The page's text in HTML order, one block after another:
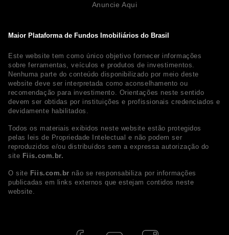
Maior Plataforma de Fundos Imobiliários do Brasil
Este website tem como único objetivo fornecer informações
sobre ferramentas, veículos e produtos de investimentos.
Nenhuma parte do conteúdo disponibilizado por meio deste
website deve ser interpretada como aconselhamento ou
recomendação para investimento. Orientações neste sentido
devem ser obtidas por instituições e profissionais credenciados e
devidamente habilitados.
Todos os materiais exibidos neste website estão protegidos
pelas leis de Propriedade Intelectual e não podem ser
reproduzidos e/ou distribuídos sem a expressa autorização do
site Fiis.com.br.
O site Fiis.com.br não se responsabiliza por informações
publicadas em links externos que estejam contidos neste
website.
Anuncie Aqui